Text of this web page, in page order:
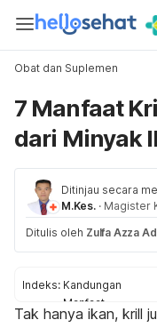
Obat dan Suplemen
7 Manfaat
dari Minyak
Ditinjau secara
M.Kes. · Magister
Ditulis oleh Zulfa Azza
Indeks: Kandungan
Manfaat
Efek samping
Tak hanya ikan, krill